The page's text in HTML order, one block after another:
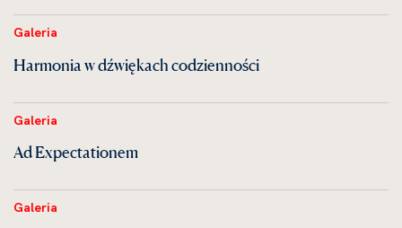
Galeria
Harmonia w dźwiękach codzienności
Galeria
Ad Expectationem
Galeria